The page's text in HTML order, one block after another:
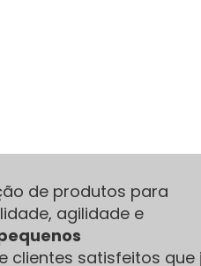
de produtos para
agilidade e
clientes satisfeitos que